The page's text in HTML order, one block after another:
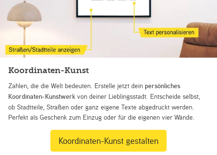
Koordinaten-Kunst
Zahlen, die die Welt bedeuten. Erstelle jetzt dein persönliches
Koordinaten-Kunstwerk von deiner Lieblingsstadt. Entscheide selbst,
ob Stadtteile, Straßen oder ganz eigene Texte abgedruckt werden.
Perfekt als Geschenk zum Einzug oder für die eigenen vier Wände.
Koordinaten-Kunst gestalten